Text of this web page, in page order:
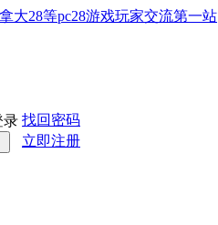
大28等pc28游戏玩家交流第一站
录 找回密码
立即注册